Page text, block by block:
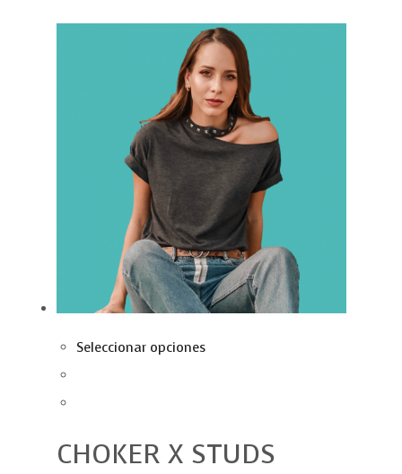
Seleccionar opciones
CHOKER X STUDS